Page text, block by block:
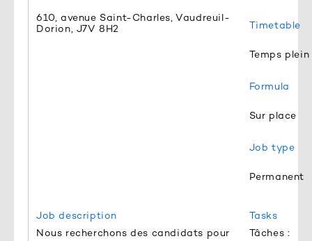
610, avenue Saint-Charles, Vaudreuil-
Dorion, J7V 8H2
Timetable
Temps plein
Formula
Sur place
Job type
Permanent
Job description
Nous recherchons des candidats pour
Tasks
Tâches :